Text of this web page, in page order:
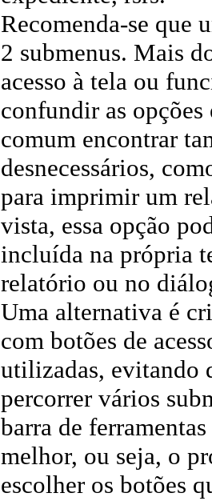
Recomenda-se que
2 submenus. Mais
acesso à tela ou
confundir as
comum encontrar
desnecessários,
para imprimir um
vista, essa opção
incluída na própria
relatório ou no
Uma alternativa é
com botões de
utilizadas, evitando
percorrer vários
barra de
melhor, ou seja, o
escolher os botões